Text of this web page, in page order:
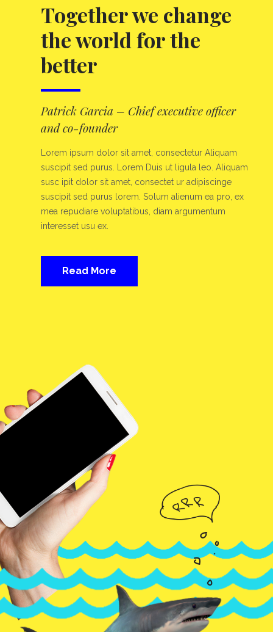
Together we change
the world for the
better
Patrick Garcia – Chief executive officer
and co-founder
Lorem ipsum dolor sit amet, consectetur Aliquam
suscipit sed purus. Lorem Duis ut ligula leo. Aliquam
susc ipit dolor sit amet, consectet ur adipiscinge
suscipit sed purus lorem. Solum alienum ea pro, ex
mea repudiare voluptatibus, diam argumentum
interesset usu ex.
Read More